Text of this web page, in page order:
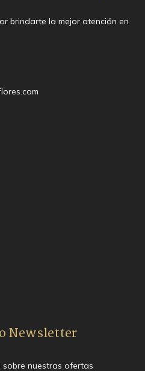
brindarte la mejor atención en
Newsletter
nuestras ofertas